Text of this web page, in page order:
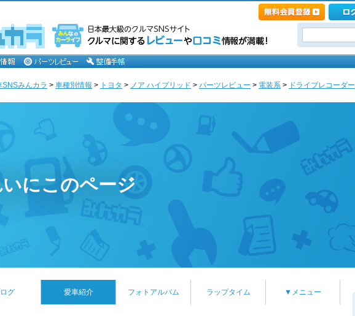
みんカラ > 車種別情報 > トヨタ > ノア ハイブリッド > パーツレビュー > 電装系 > ドライブレコーダー
にこのページ
グ 愛車紹介 フォトアルバム ラップタイム ▼メニュー